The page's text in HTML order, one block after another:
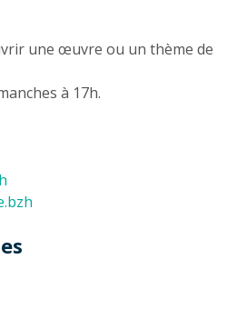
une œuvre ou un thème de
à 17h.